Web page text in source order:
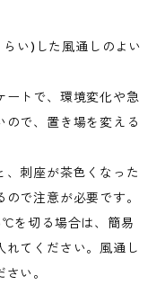
い)した風通しのよい
トで、環境変化や急
ので、置き場を変える
刺座が茶色くなった
で注意が必要です。
を切る場合は、簡易
れてください。風通し
い。